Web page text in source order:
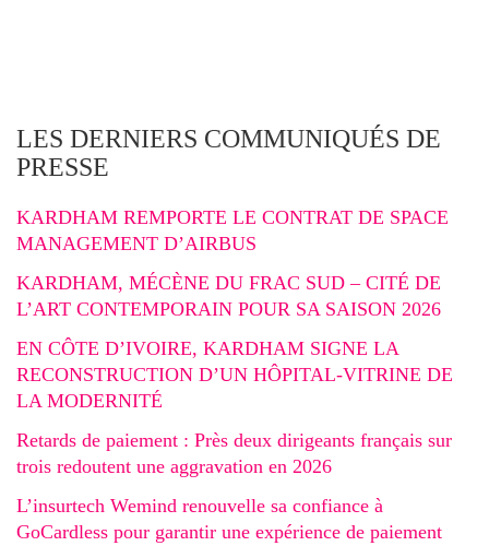
LES DERNIERS COMMUNIQUÉS DE
PRESSE
KARDHAM REMPORTE LE CONTRAT DE SPACE
MANAGEMENT D’AIRBUS
KARDHAM, MÉCÈNE DU FRAC SUD – CITÉ DE
L’ART CONTEMPORAIN POUR SA SAISON 2026
EN CÔTE D’IVOIRE, KARDHAM SIGNE LA
RECONSTRUCTION D’UN HÔPITAL-VITRINE DE
LA MODERNITÉ
Retards de paiement : Près deux dirigeants français sur
trois redoutent une aggravation en 2026
L’insurtech Wemind renouvelle sa confiance à
GoCardless pour garantir une expérience de paiement